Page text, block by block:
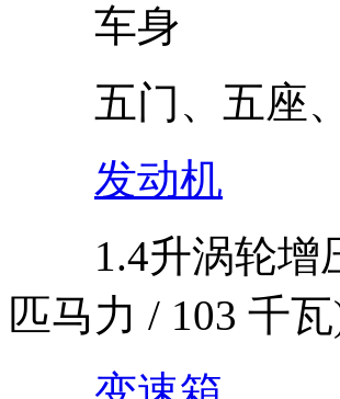
车身
五门、五座、
发动机
1.4升涡轮增压
匹马力 / 103 千